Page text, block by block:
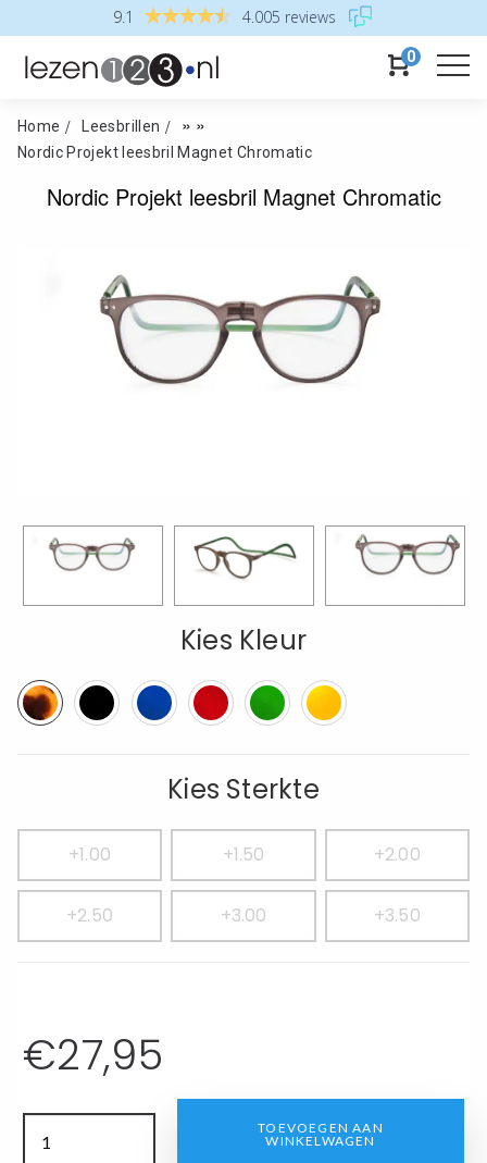
9.1 4.005 reviews
0
Home »
Leesbrillen »
Nordic Projekt leesbril Magnet Chromatic
Nordic Projekt leesbril Magnet Chromatic
Kies Kleur
Kies Sterkte
+1.00 +1.50 +2.00
+2.50 +3.00 +3.50
€27,95
TOEVOEGEN AAN
WINKELWAGEN